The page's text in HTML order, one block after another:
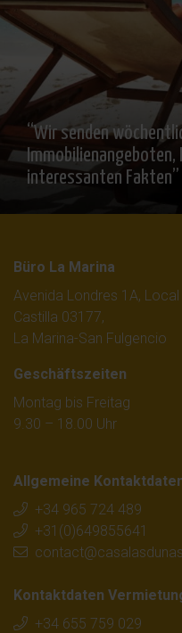
“Wir senden
Immobilienangeboten,
interessanten Fakten”
Büro La Marina
Avenida Londres 1A,
Castilla 03177,
La Marina-San Fulgencio
Geschäftszeiten
Montag bis Freitag
9.30 – 18.00 Uhr
Allgemeine
+34 965 724 489
+31(0)649855641
Kontaktdaten
+34 655 759 029